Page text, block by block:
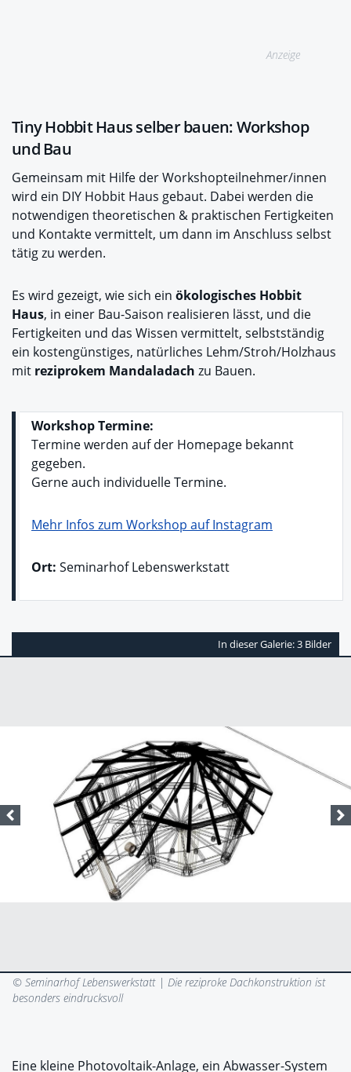
Anzeige
Tiny Hobbit Haus selber bauen: Workshop
und Bau
Gemeinsam mit Hilfe der Workshopteilnehmer/innen
wird ein DIY Hobbit Haus gebaut. Dabei werden die
notwendigen theoretischen & praktischen Fertigkeiten
und Kontakte vermittelt, um dann im Anschluss selbst
tätig zu werden.
Es wird gezeigt, wie sich ein ökologisches Hobbit
Haus, in einer Bau-Saison realisieren lässt, und die
Fertigkeiten und das Wissen vermittelt, selbstständig
ein kostengünstiges, natürliches Lehm/Stroh/Holzhaus
mit reziprokem Mandaladach zu Bauen.
Workshop Termine:
Termine werden auf der Homepage bekannt
gegeben.
Gerne auch individuelle Termine.
Mehr Infos zum Workshop auf Instagram
Ort: Seminarhof Lebenswerkstatt
In dieser Galerie: 3 Bilder
© Seminarhof Lebenswerkstatt | Die reziproke Dachkonstruktion ist
besonders eindrucksvoll
Eine kleine Photovoltaik-Anlage, ein Abwasser-System